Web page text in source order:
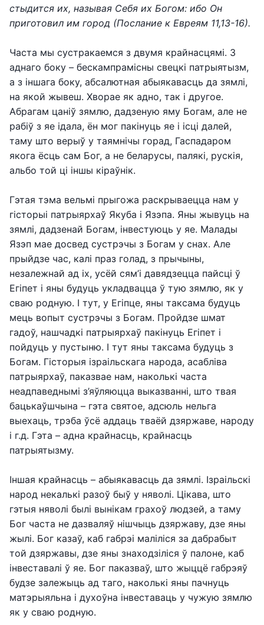
стыдится их, называя Себя их Богом: ибо Он
приготовил им город (Послание к Евреям 11,13-16).
Часта мы сустракаемся з двумя крайнасцямі. З
аднаго боку – бескампрамісны свецкі патрыятызм,
а з іншага боку, абсалютная абыякавасць да зямлі,
на якой жывеш. Хворае як адно, так і другое.
Абрагам цаніў зямлю, дадзеную яму Богам, але не
рабіў з яе ідала, ён мог пакінуць яе і ісці далей,
таму што верыў у таямнічы горад, Гаспадаром
якога ёсць сам Бог, а не беларусы, палякі, рускія,
альбо той ці іншы кіраўнік.
Гэтая тэма вельмі прыгожа раскрываецца нам у
гісторыі патрыярхаў Якуба і Язэпа. Яны жывуць на
зямлі, дадзенай Богам, інвестуюць у яе. Малады
Язэп мае досвед сустрэчы з Богам у снах. Але
прыйдзе час, калі праз голад, з прычыны,
незалежнай ад іх, усёй сям’і давядзецца пайсці ў
Егіпет і яны будуць укладвацца ў тую зямлю, як у
сваю родную. І тут, у Егіпце, яны таксама будуць
мець вопыт сустрэчы з Богам. Пройдзе шмат
гадоў, нашчадкі патрыярхаў пакінуць Егіпет і
пойдуць у пустыню. І тут яны таксама будуць з
Богам. Гісторыя ізраільскага народа, асабліва
патрыярхаў, паказвае нам, наколькі часта
неадпаведнымі з’яўляюцца выказванні, што твая
бацькаўшчына – гэта святое, адсюль нельга
выехаць, трэба ўсё аддаць тваёй дзяржаве, народу
і г.д. Гэта – адна крайнасць, крайнасць
патрыятызму.
Іншая крайнасць – абыякавасць да зямлі. Ізраільскі
народ некалькі разоў быў у няволі. Цікава, што
гэтыя няволі былі вынікам грахоў людзей, а таму
Бог часта не дазваляў нішчыць дзяржаву, дзе яны
жылі. Бог казаў, каб габрэі маліліся за дабрабыт
той дзяржавы, дзе яны знаходзіліся ў палоне, каб
інвеставалі ў яе. Бог паказваў, што жыццё габрэяў
будзе залежыць ад таго, наколькі яны пачнуць
матэрыяльна і духоўна інвеставаць у чужую зямлю
як у сваю родную.